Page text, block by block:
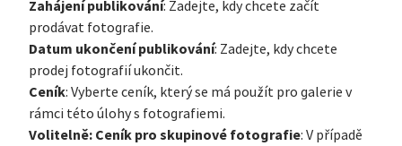
Zahájení publikování: Zadejte, kdy chcete začít
prodávat fotografie.
Datum ukončení publikování: Zadejte, kdy chcete
prodej fotografií ukončit.
Ceník: Vyberte ceník, který se má použít pro galerie v
rámci této úlohy s fotografiemi.
Volitelně: Ceník pro skupinové fotografie: V případě